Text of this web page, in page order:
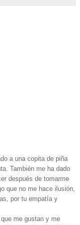
a una copita de piña
También me ha dado
después de tomarme
que no me hace ilusión,
por tu empatía y
me gustan y me